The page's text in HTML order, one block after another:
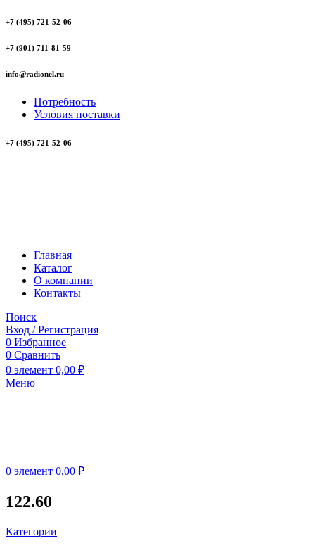
+7 (495) 721-52-06
+7 (901) 711-81-59
info@radionel.ru
Потребность
Условия поставки
+7 (495) 721-52-06
Главная
Каталог
О компании
Контакты
Поиск
Вход / Регистрация
0 Избранное
0 Сравнить
0 элемент 0,00 ₽
Меню
0 элемент 0,00 ₽
122.60
Категории